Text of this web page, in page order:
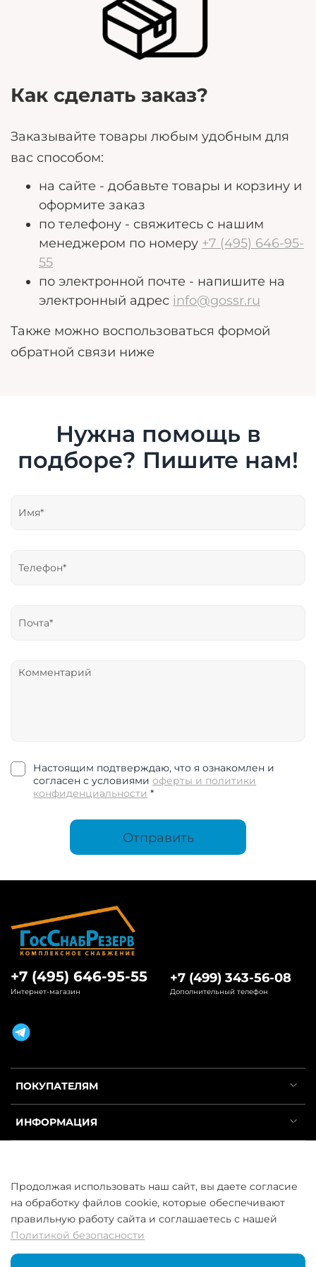
могут помочь нам лучше удовлетворить ваши
потребности.
Как сделать заказ?
Заказывайте товары любым удобным для
вас способом:
на сайте - добавьте товары и корзину и
оформите заказ
по телефону - свяжитесь с нашим
менеджером по номеру +7 (495) 646-95-
55
по электронной почте - напишите на
электронный адрес info@gossr.ru
Также можно воспользоваться формой
обратной связи ниже
Нужна помощь в
подборе? Пишите нам!
Настоящим подтверждаю, что я ознакомлен и
согласен с условиямиоферты и политики
конфиденциальности *
Отправить
ПОКУПАТЕЛЯМ
ИНФОРМАЦИЯ
+7 (495) 646-95-55
Интернет-магазин
+7 (499) 343-56-08
Дополнительный телефон
ООО «ГосСнабРезерв» © 2013–2026 - Продажа труб оптом и в
розницу
Продолжая использовать наш сайт, вы даете согласие
на обработку файлов cookie, которые обеспечивают
правильную работу сайта и соглашаетесь с нашей
Политикой безопасности